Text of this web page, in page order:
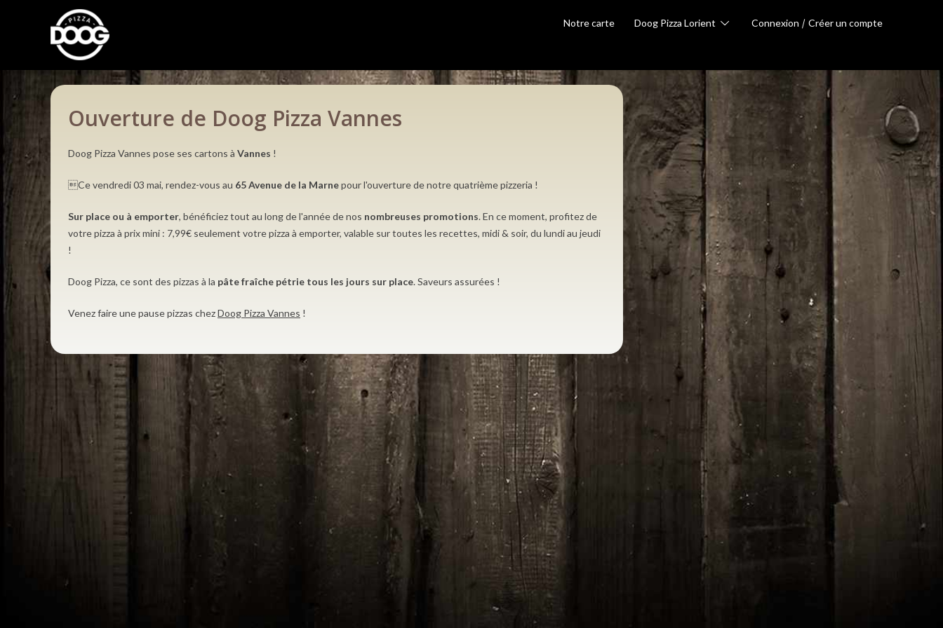
Connexion Créer un compte
Doog Pizza Lorient
56100 Lorient
Changer de restaurant
Ouvert 7j/7
En livraison (à partir de 12,90€. Livraison gratuite) ou à
Contact par téléphone: 0297370202
Paiement Paiement sécurisé
Notre carte
Votre panier
Votre panier est vide
Livraison A emporter
Fermé
Total 0.00 €
Entrez un code promotion
Un dessert
pour le plaisir ?
Muffin Triple Chocolat
Ajouter
Ouverture de Doog Pizza Vannes
Doog Pizza Vannes pose ses cartons à Vannes !
Ce vendredi 03 mai, rendez-vous au 65 Avenue de la Marnepour l'ouverture de notre quatrième pizzeria !
Sur place ou à emporter, bénéficiez tout au long de l'année de nos nombreuses promotions. En ce moment, profitez de
votre pizza à prix mini : 7,99€ seulement votre pizza à emporter, valable sur toutes les recettes, midi & soir, du lundi au jeudi
!
Doog Pizza, ce sont des pizzas à la pâte fraîche pétrie tous les jours sur place. Saveurs assurées !
Venez faire une pause pizzas chezDoog Pizza Vannes !